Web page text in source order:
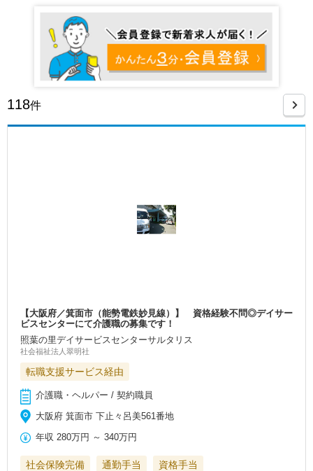
118件
【大阪府／箕面市（能勢電鉄妙見線）】 資格経験不問◎デイサー
ビスセンターにて介護職の募集です！
照葉の里デイサービスセンターサルタリス
社会福祉法人翠明社
転職支援サービス経由
介護職・ヘルパー / 契約職員
大阪府 箕面市 下止々呂美561番地
年収 280万円 ～340万円
社会保険完備 通勤手当
資格手当